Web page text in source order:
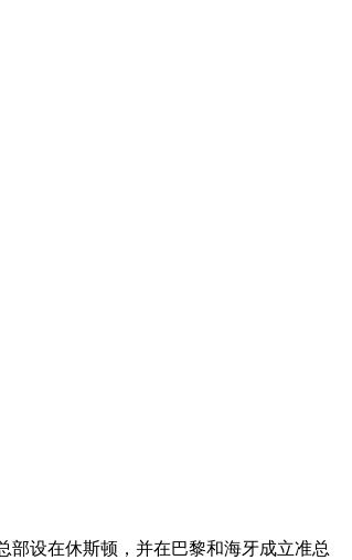
部设在休斯顿，并在巴黎和海牙成立准总